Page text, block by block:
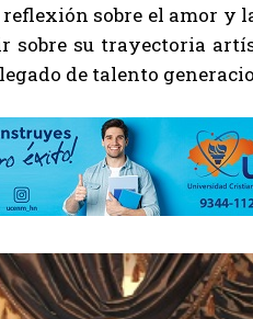
sobre el amor y
su trayectoria
de talento